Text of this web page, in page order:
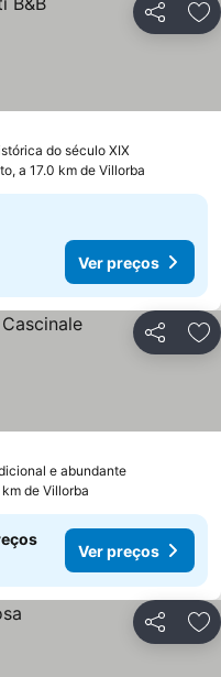
Partilhar
do século XIXVer preços
a 17.0 km de Villorba
Ver preços
Partilhar
e abundanteVer preços
de Villorba
Ver preços
Partilhar